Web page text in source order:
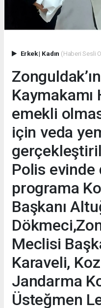
Erkek| Kadın (Haberi Sesli
Kaymakamı
emekli
için veda
Polis evinde
programa
Başkanı
Meclisi
Karaveli,
Jandarma
Üsteğmen